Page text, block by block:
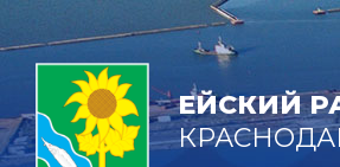
ЕЙСКИЙ